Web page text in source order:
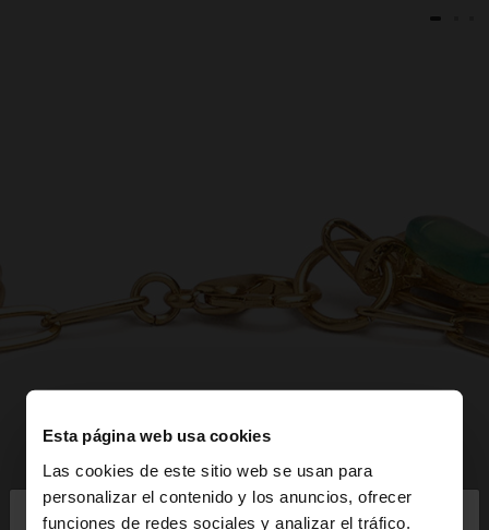
Esta página web usa cookies
Las cookies de este sitio web se usan para
personalizar el contenido y los anuncios, ofrecer
funciones de redes sociales y analizar el tráfico.
hola